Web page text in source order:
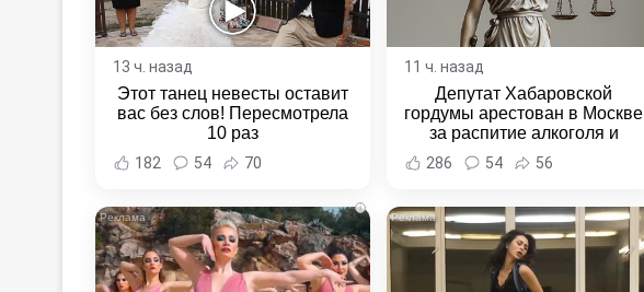
13 ч. назад
Этот танец невесты оставит
вас без слов! Пересмотрела
10 раз
182 54 70
11 ч. назад
Депутат Хабаровской
гордумы арестован в Москве
за распитие алкоголя и
неповиновение полиции -
Новости Хабаровска и
286 54 56
i